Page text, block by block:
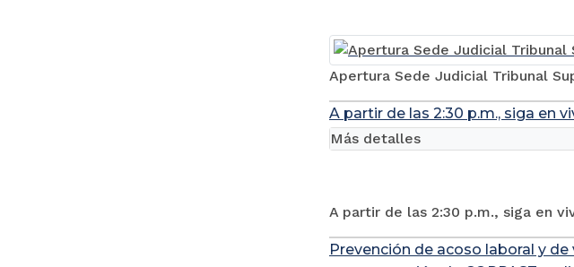
Apertura Sede Judicial Tribunal
A partir de las 2:30 p.m., siga en
A partir de las 2:30 p.m., siga en
Más detalles
Prevención de acoso laboral y